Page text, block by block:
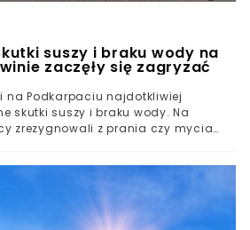
suszy i braku wody na
zaczęły się zagryzać
na Podkarpaciu najdotkliwiej
skutki suszy i braku wody. Na
zrezygnowali z prania czy mycia
połowa czerwca
Ze względu na gorące masy
do nas znad Afryki,
przekraczała 36 stopni. Z danych